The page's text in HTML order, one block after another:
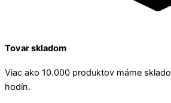
Tovar skladom
Viac ako 10.000 produktov máme
hodín.